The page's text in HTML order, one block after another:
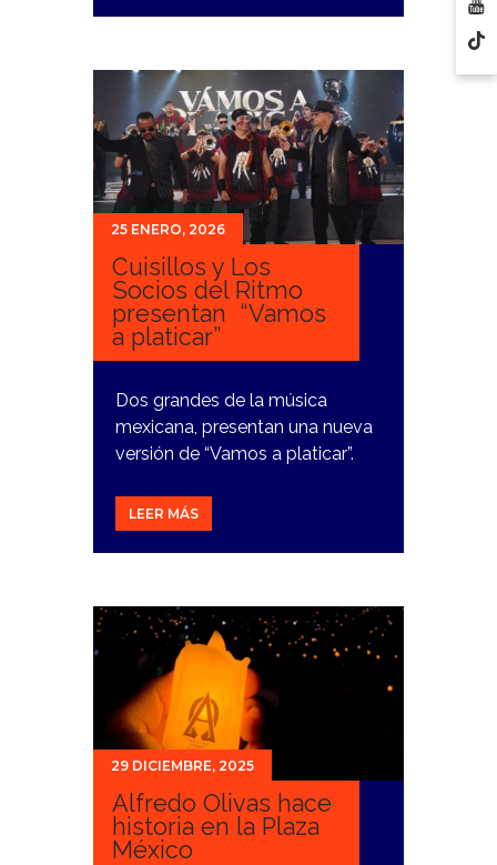
25 ENERO, 2026
Cuisillos y Los
Socios del Ritmo
presentan “Vamos
a platicar”
Dos grandes de la música
mexicana, presentan una nueva
versión de “Vamos a platicar”.
LEER MÁS
29 DICIEMBRE, 2025
Alfredo Olivas hace
historia en la Plaza
México